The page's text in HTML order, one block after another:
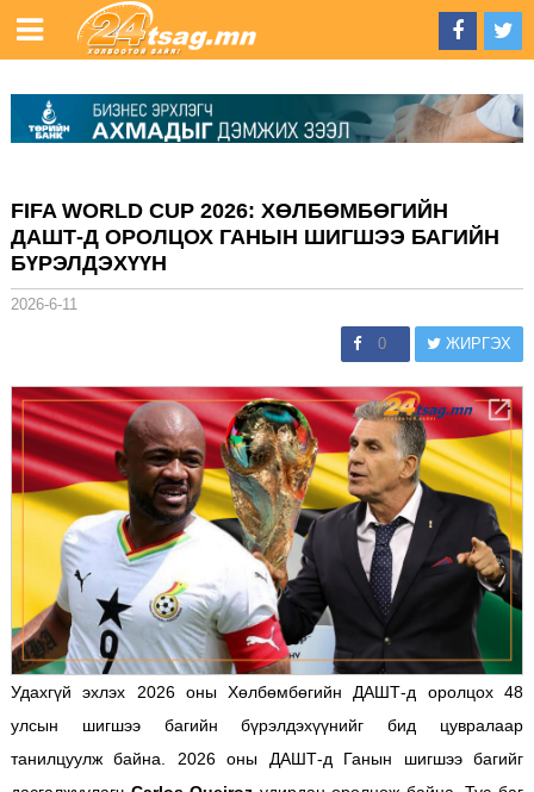
FIFA WORLD CUP 2026: ХӨЛБӨМБӨГИЙН
ДАШТ-Д ОРОЛЦОХ ГАНЫН ШИГШЭЭ БАГИЙН
БҮРЭЛДЭХҮҮН
2026-6-11
0 ЖИРГЭХ
Удахгүй эхлэх 2026 оны Хөлбөмбөгийн ДАШТ-д оролцох 48
улсын шигшээ багийн бүрэлдэхүүнийг бид цувралаар
танилцуулж байна. 2026 оны ДАШТ-д Ганын шигшээ багийг